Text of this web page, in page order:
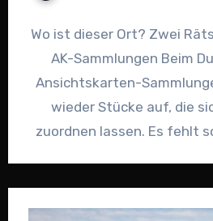
Wo ist dieser Ort? Zwei
AK-Sammlungen Beim
Ansichtskarten-
wieder Stücke auf, die
zuordnen lassen. Es fehlt